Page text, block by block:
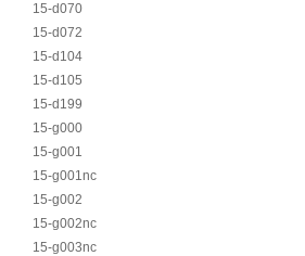
15-d070
15-d072
15-d104
15-d105
15-d199
15-g000
15-g001
15-g001nc
15-g002
15-g002nc
15-g003nc